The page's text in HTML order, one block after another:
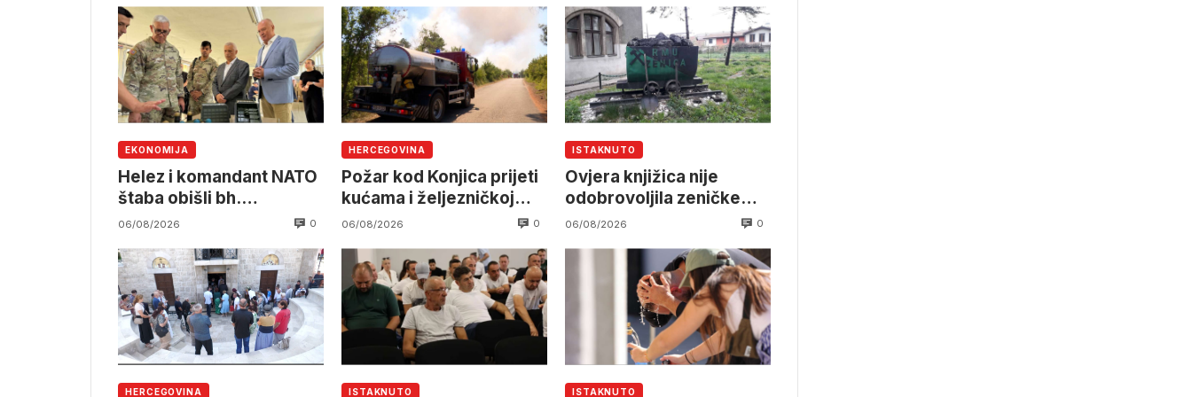
EKONOMIJA
Helez i komandant NATO
štaba obišli bh.
namjensku industriju
06/08/2026 0
HERCEGOVINA
Požar kod Konjica prijeti
kućama i željezničkoj
pruzi, očekuje se
OSBiH
06/08/2026 0
ISTAKNUTO
Ovjera knjižica nije
odobrovoljila zeničke
rudare u jami Raspotočje
06/08/2026 0
HERCEGOVINA ISTAKNUTO ISTAKNUTO